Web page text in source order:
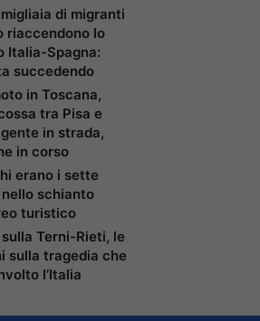
di migranti
riaccendono lo
Italia-Spagna:
succedendo
in Toscana,
tra Pisa e
in strada,
in corso
erano i sette
schianto
turistico
Terni-Rieti, le
sulla tragedia che
l’Italia